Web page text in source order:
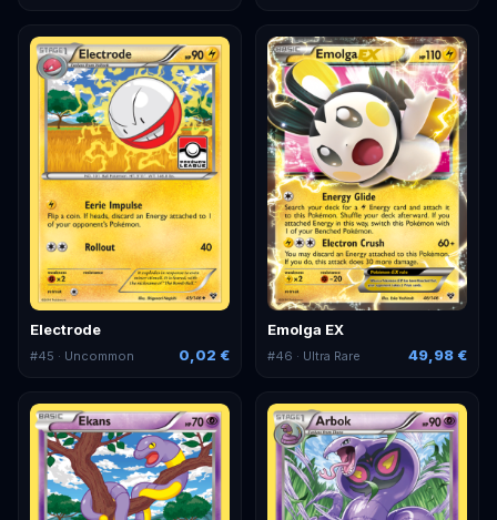
Electrode
#45 · Uncommon 0,02 €
Emolga EX
#46 · Ultra Rare 49,98 €